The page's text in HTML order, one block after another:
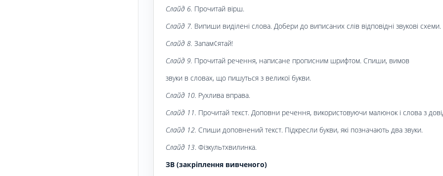
Слайд 6. Прочитай вірш.
Слайд 7. Випиши виділені слова. Добери до виписаних слів відповідні звукові схеми.
Слайд 8. Запам¢ятай!
Слайд 9. Прочитай речення, написане прописним шрифтом. Спиши, вимов
звуки в словах, що пишуться з великої букви.
Слайд 10. Рухлива вправа.
Слайд 11. Прочитай текст. Доповни речення, використовуючи малюнок і слова з
Слайд 12. Спиши доповнений текст. Підкресли букви, які позначають два звуки.
Слайд 13. Фізкультхвилинка.
ЗВ (закріплення вивченого)